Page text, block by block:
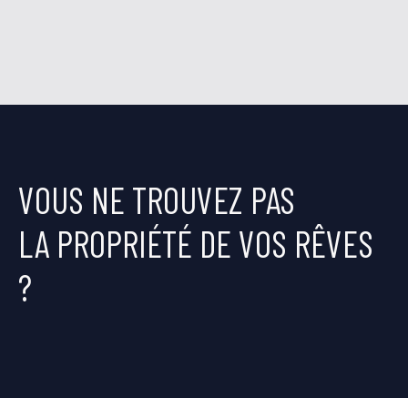
VOUS NE TROUVEZ PAS
LA PROPRIÉTÉ DE VOS RÊVES
?